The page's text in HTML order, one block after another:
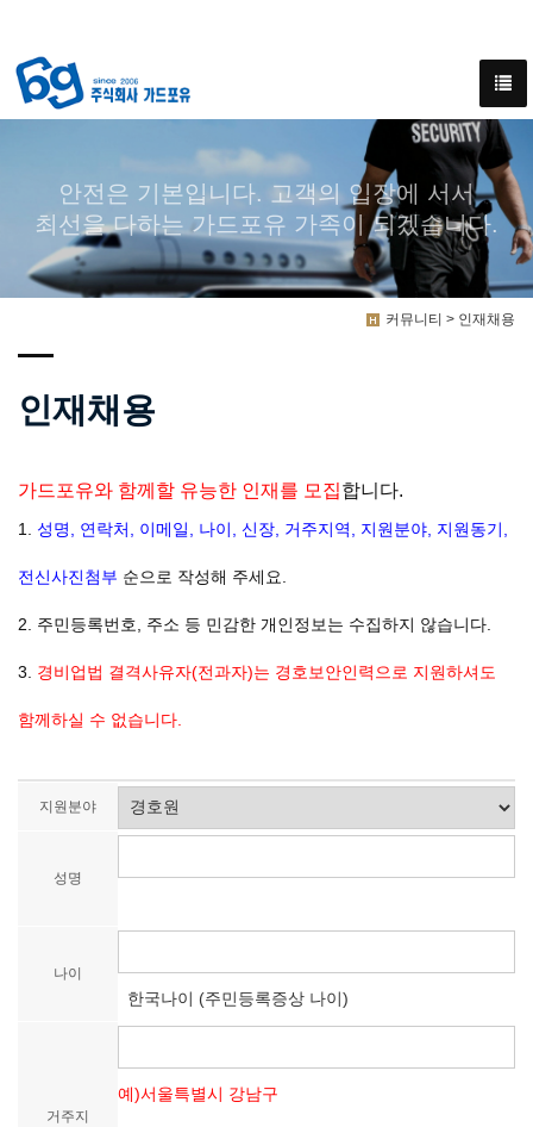
안전은 기본입니다. 고객의 입장에 서서
최선을 다하는 가드포유 가족이 되겠습니다.
커뮤니티 > 인재채용
인재채용
가드포유와 함께할 유능한 인재를 모집합니다.
1. 성명, 연락처, 이메일, 나이, 신장, 거주지역, 지원분야, 지원동기,
전신사진첨부 순으로 작성해 주세요.
2. 주민등록번호, 주소 등 민감한 개인정보는 수집하지 않습니다.
3. 경비업법 결격사유자(전과자)는 경호보안인력으로 지원하셔도
함께하실 수 없습니다.
지원분야
성명
나이
한국나이 (주민등록증상 나이)
거주지
예)서울특별시 강남구